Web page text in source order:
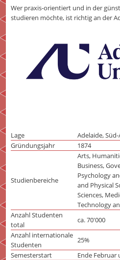
Wer praxis-orientiert und in der
studieren möchte, ist richtig an der
Lage
Adelaide,
Gründungsjahr
1874
Studienbereiche
Arts,
Business,
Psychology
and Physical
Sciences,
Technology
Anzahl Studenten
total
ca. 70'000
Anzahl internationale
Studenten
25%
Semesterstart
Ende Februar